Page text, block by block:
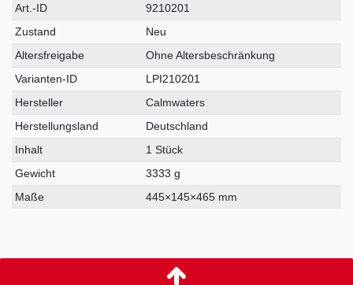
Art.-ID
9210201
Zustand
Neu
Altersfreigabe
Ohne Altersbeschränkung
Varianten-ID
LPI210201
Hersteller
Calmwaters
Herstellungsland
Deutschland
Inhalt
1 Stück
Gewicht
3333 g
Maße
445×145×465 mm